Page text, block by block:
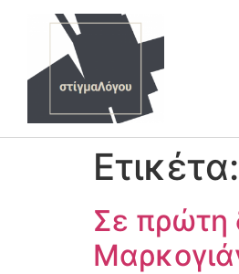
Ετικέτα:
Σε πρώτη